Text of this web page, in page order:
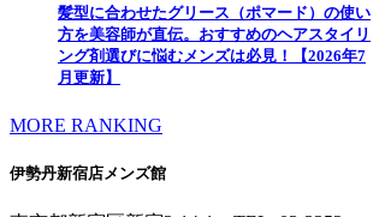
髪型に合わせたグリース（ポマード）の使い
方を美容師が直伝。おすすめのヘアスタイリ
ング剤選びに悩むメンズは必見！【2026年7
月更新】
MORE RANKING
伊勢丹新宿店メンズ館